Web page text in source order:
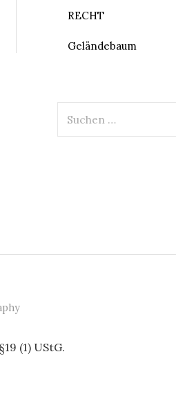
RECHT
Geländebaum
nach:
(1) UStG.